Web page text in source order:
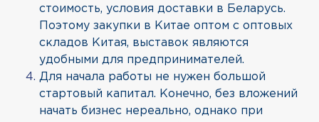
стоимость, условия доставки в Беларусь.
Поэтому закупки в Китае оптом с оптовых
складов Китая, выставок являются
удобными для предпринимателей.
Для начала работы не нужен большой
стартовый капитал. Конечно, без вложений
начать бизнес нереально, однако при